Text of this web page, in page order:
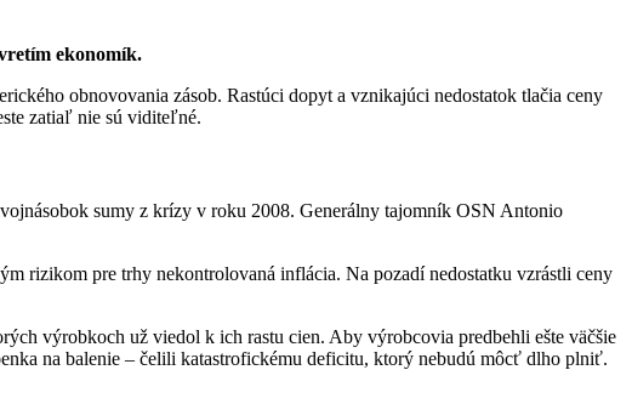
ekonomík.
obnovovania zásob. Rastúci dopyt a vznikajúci nedostatok tlačia ceny
zatiaľ nie sú viditeľné.
sumy z krízy v roku 2008. Generálny tajomník OSN Antonio
rizikom pre trhy nekontrolovaná inflácia. Na pozadí nedostatku vzrástli ceny
výrobkoch už viedol k ich rastu cien. Aby výrobcovia predbehli ešte väčšie
na balenie – čelili katastrofickému deficitu, ktorý nebudú môcť dlho plniť.